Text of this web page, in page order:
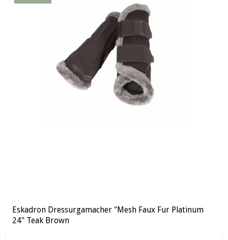
Eskadron Dressurgamacher "Mesh Faux Fur Platinum
24" Teak Brown